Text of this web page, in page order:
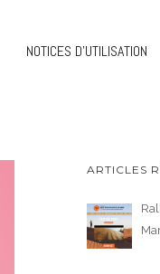
NOTICES D’UTILISATION
ARTICLES